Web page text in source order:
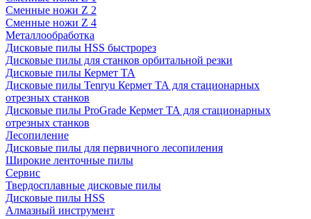
Сменные ножи Z 2
Сменные ножи Z 4
Металлообработка
Дисковые пилы HSS быстрорез
Дисковые пилы для станков орбитальной резки
Дисковые пилы Кермет ТА
Дисковые пилы Tenryu Кермет ТА для стационарных
отрезных станков
Дисковые пилы ProGrade Кермет ТА для стационарных
отрезных станков
Лесопиление
Дисковые пилы для первичного лесопиления
Широкие ленточные пилы
Сервис
Твердосплавные дисковые пилы
Дисковые пилы HSS
Алмазный инструмент